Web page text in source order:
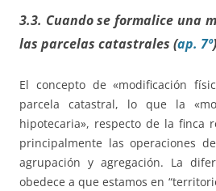
3.3. Cuando se formalice una
las parcelas catastrales (ap. 7º)
El concepto de «modificación
parcela catastral, lo que la
hipotecaria», respecto de la finca
principalmente las operaciones
agrupación y agregación. La
obedece a que estamos en